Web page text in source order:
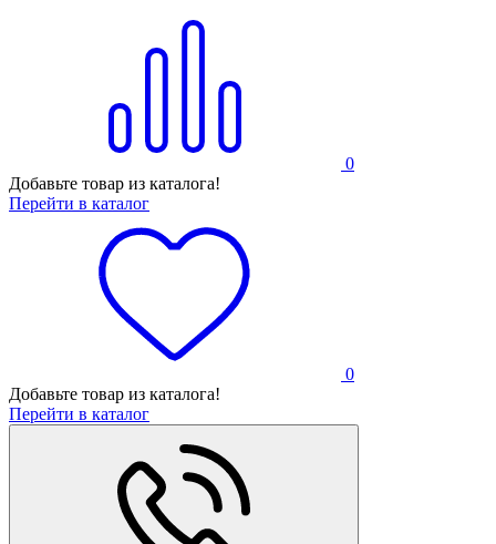
0
Добавьте товар из каталога!
Перейти в каталог
0
Добавьте товар из каталога!
Перейти в каталог